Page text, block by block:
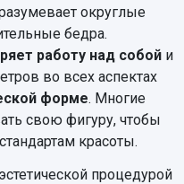
округлые
бедра.
работу над собой и
во всех аспектах
форме. Многие
свою фигуру, чтобы
красоты.
процедурой